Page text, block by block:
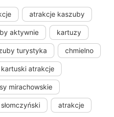
atrakcje kaszuby
aktywnie kartuzy
turystyka chmielno
atrakcje
mirachowskie
atrakcje